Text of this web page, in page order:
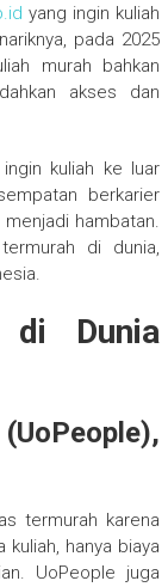
yang ingin kuliah
pada 2025
murah bahkan
akses dan
kuliah ke luar
berkarier
hambatan.
di dunia,
di Dunia
termurah karena
kuliah, hanya biaya
UoPeople juga